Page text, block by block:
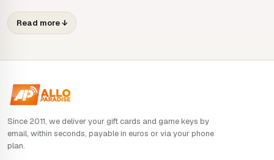
simple de s'abonner sans engagement reconduit
tacitement.
Read more↓
Since 2011, we deliver your gift cards and game keys by
email, within seconds, payable in euros or via your phone
plan.